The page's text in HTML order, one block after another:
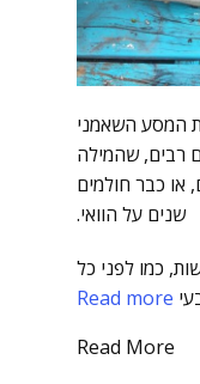
המסע השאמני
רבים, שהמילה
או כבר חולמים
שנים על הוואי.
כמו לפני כל
Read more
Read More